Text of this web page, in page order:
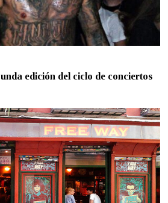
edición del ciclo de conciertos